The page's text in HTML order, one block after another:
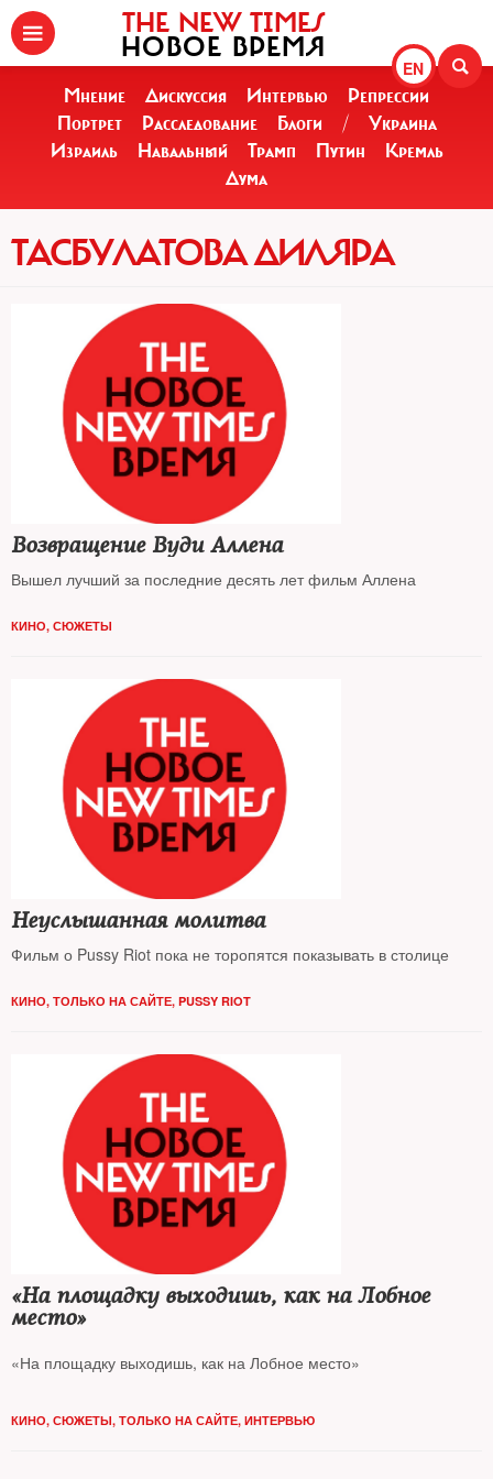
EN
THE NEW TIMES
НОВОЕ ВРЕМЯ
Мнение Дискуссия Интервью
Репрессии
Портрет
Расследование Блоги /
Украина
Израиль
Навальный Трамп Путин
Кремль
Дума
ТАСБУЛАТОВА ДИЛЯРА
Возвращение Вуди Аллена
Вышел лучший за последние десять лет фильм Аллена
КИНО, СЮЖЕТЫ
Неуслышанная молитва
Фильм о Pussy Riot пока не торопятся показывать в столице
КИНО, ТОЛЬКО НА САЙТЕ, PUSSY RIOT
«На площадку выходишь, как на Лобное
место»
«На площадку выходишь, как на Лобное место»
КИНО, СЮЖЕТЫ, ТОЛЬКО НА САЙТЕ, ИНТЕРВЬЮ